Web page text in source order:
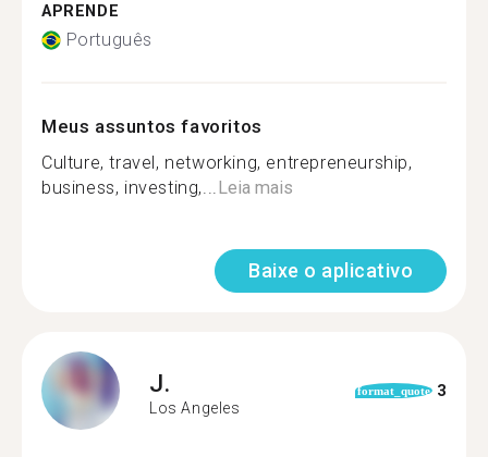
APRENDE
Português
Meus assuntos favoritos
Culture, travel, networking, entrepreneurship,
business, investing,...Leia mais
Baixe o aplicativo
J.
Los Angeles
format_quote 3